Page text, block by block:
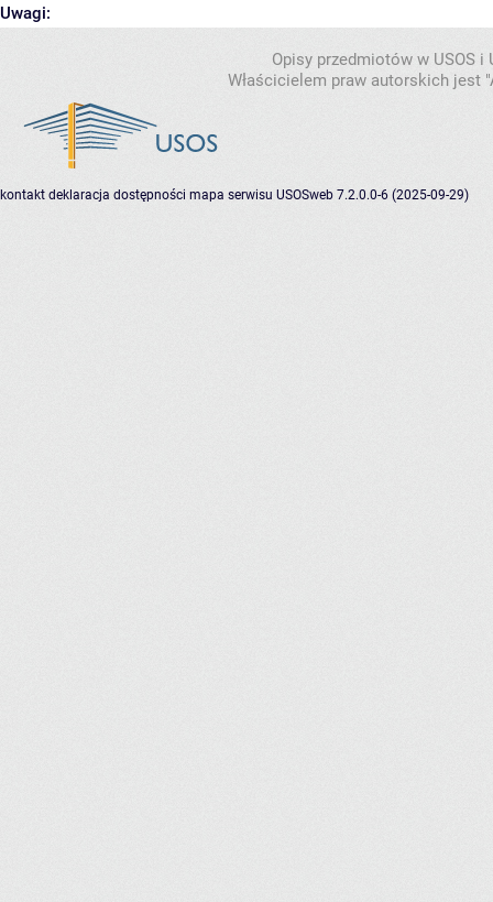
Uwagi:
Opisy przedmiotów w USOS
Właścicielem praw autorskich jest
kontakt deklaracja dostępności mapa serwisu USOSweb 7.2.0.0-6 (2025-09-29)